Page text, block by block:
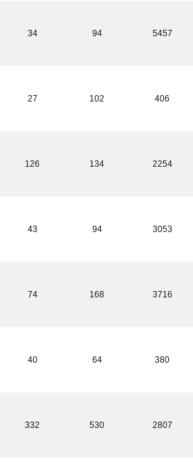
34
94 5457
27
102 406
126
134 2254
43
94 3053
74
168 3716
40
64 380
332
530 2807